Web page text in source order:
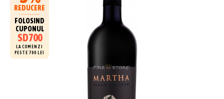
REDUCERE
FOLOSIND
CUPONUL
SD700
LA COMENZI
PESTE 700 LEI